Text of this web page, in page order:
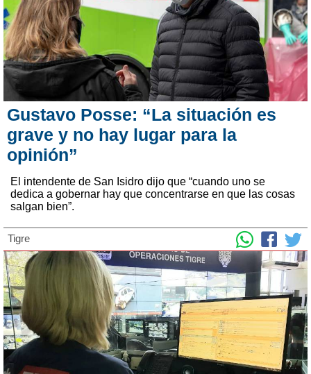
Gustavo Posse: “La situación es
grave y no hay lugar para la
opinión”
El intendente de San Isidro dijo que “cuando uno se
dedica a gobernar hay que concentrarse en que las cosas
salgan bien”.
Tigre